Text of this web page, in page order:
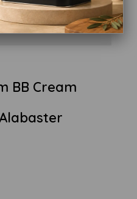
BB Cream